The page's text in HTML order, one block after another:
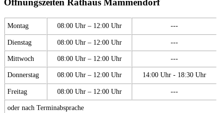
Öffnungszeiten Rathaus Mammendorf
Montag 08:00 Uhr – 12:00 Uhr ---
Dienstag 08:00 Uhr – 12:00 Uhr ---
Mittwoch 08:00 Uhr – 12:00 Uhr ---
Donnerstag 08:00 Uhr – 12:00 Uhr 14:00 Uhr - 18:30 Uhr
Freitag 08:00 Uhr – 12:00 Uhr ---
oder nach Terminabsprache